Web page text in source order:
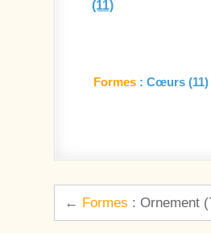
Formes : Cœurs (11)
Navigation de
← Formes : Ornement